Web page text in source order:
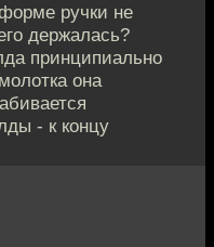
ручки не
держалась?
принципиально
она
- к концу